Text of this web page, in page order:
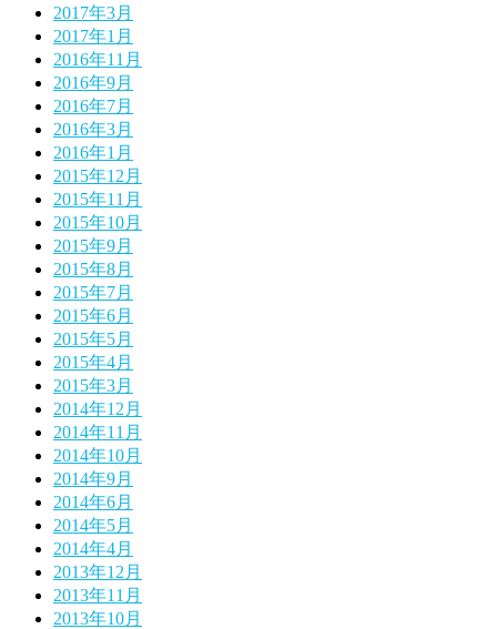
2017年3月
2017年1月
2016年11月
2016年9月
2016年7月
2016年3月
2016年1月
2015年12月
2015年11月
2015年10月
2015年9月
2015年8月
2015年7月
2015年6月
2015年5月
2015年4月
2015年3月
2014年12月
2014年11月
2014年10月
2014年9月
2014年6月
2014年5月
2014年4月
2013年12月
2013年11月
2013年10月